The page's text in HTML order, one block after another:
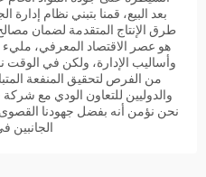
طرق الإنتاج المتقدمة لضمان
هو عصر الاقتصاد المعرفي، مليء
وأساليب الإدارة، ولكن في الوقت
من الفرص لتحقيق المنفعة
والدوليين للتعاون الودي مع
نحن نؤمن أنه بفضل جهودنا القصوى،
الجانبين